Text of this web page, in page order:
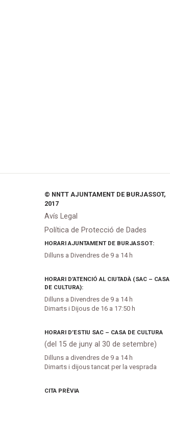
© NNTT AJUNTAMENT DE BURJASSOT,
2017
Avís Legal
Política de Protecció de Dades
HORARI AJUNTAMENT DE BURJASSOT:
Dilluns a Divendres de 9 a 14 h
HORARI D’ATENCIÓ AL CIUTADÀ (SAC – CASA
DE CULTURA):
Dilluns a Divendres de 9 a 14 h
Dimarts i Dijous de 16 a 17:50 h
HORARI D’ESTIU SAC – CASA DE CULTURA
(del 15 de juny al 30 de setembre)
Dilluns a divendres de 9 a 14 h
Dimarts i dijous tancat per la vesprada
CITA PRÈVIA